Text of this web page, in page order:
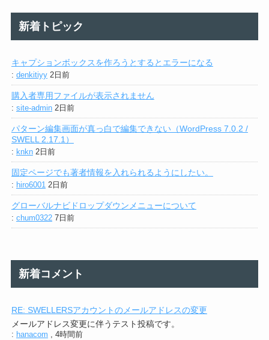
新着トピック
キャプションボックスを作ろうとするとエラーになる
: denkitiyy 2日前
購入者専用ファイルが表示されません
: site-admin 2日前
パターン編集画面が真っ白で編集できない（WordPress 7.0.2 /
SWELL 2.17.1）
: knkn 2日前
固定ページでも著者情報を入れられるようにしたい。
: hiro6001 2日前
グローバルナビドロップダウンメニューについて
: chum0322 7日前
新着コメント
RE: SWELLERSアカウントのメールアドレスの変更
メールアドレス変更に伴うテスト投稿です。
: hanacom , 4時間前